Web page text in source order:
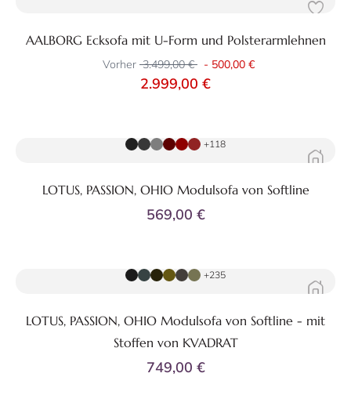
AALBORG Ecksofa mit U-Form und Polsterarmlehnen
Vorher 3.499,00 € - 500,00 €
2.999,00 €
+118
LOTUS, PASSION, OHIO Modulsofa von Softline
569,00 €
+235
LOTUS, PASSION, OHIO Modulsofa von Softline - mit
Stoffen von KVADRAT
749,00 €